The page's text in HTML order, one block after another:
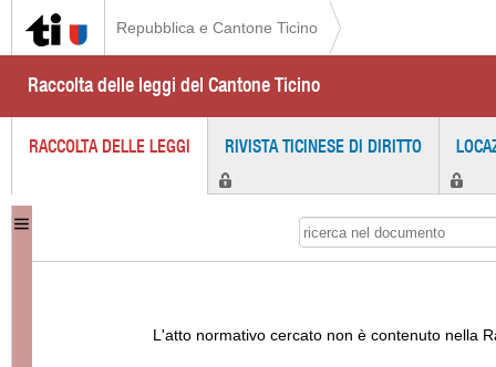
Repubblica e Cantone Ticino
Raccolta delle leggi del Cantone Ticino
RACCOLTA DELLE LEGGI RIVISTA TICINESE DI DIRITTO
L'atto normativo cercato non è contenuto nella